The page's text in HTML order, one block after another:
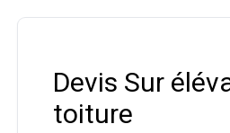
Devis Sur
toiture